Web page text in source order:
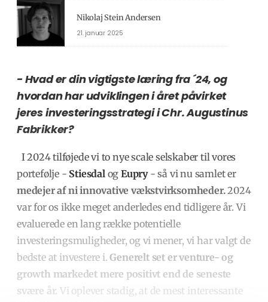
Nikolaj Stein Andersen
21. januar 2025
- Hvad er din vigtigste læring fra ´24, og
hvordan har udviklingen i året påvirket
jeres investeringsstrategi i Chr. Augustinus
Fabrikker?
I 2024 tilføjede vi to nye scale selskaber til vores
portefølje - Stiesdal ogEupry- så vi nu samlet er
medejer af ni innovative vækstvirksomheder.2024
var for os ikke meget anderledes end tidligere år. Vi
evaluerede en lang række potentielle
investeringsmuligheder, og vi mener, vi har valgt de
bedste at investere i.Generelt set er venture- og
growth markedet mere positivt end de seneste
svære år. Vi oplever stadig, at de mest interessante